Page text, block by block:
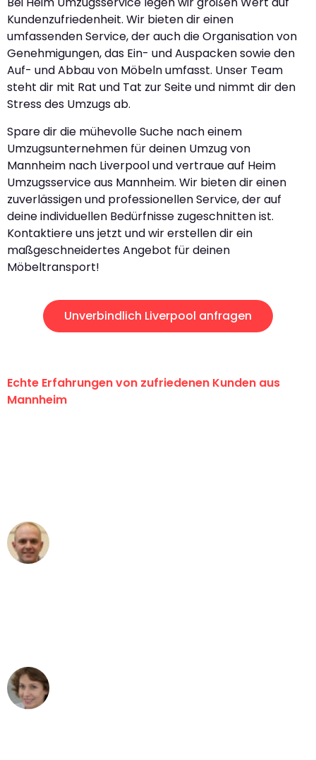
Kundenzufriedenheit. Wir bieten dir einen
umfassenden Service, der auch die Organisation von
Genehmigungen, das Ein- und Auspacken sowie den
Auf- und Abbau von Möbeln umfasst. Unser Team
steht dir mit Rat und Tat zur Seite und nimmt dir den
Stress des Umzugs ab.
Spare dir die mühevolle Suche nach einem
Umzugsunternehmen für deinen Umzug von
Mannheim nach Liverpool und vertraue auf Heim
Umzugsservice aus Mannheim. Wir bieten dir einen
zuverlässigen und professionellen Service, der auf
deine individuellen Bedürfnisse zugeschnitten ist.
Kontaktiere uns jetzt und wir erstellen dir ein
maßgeschneidertes Angebot für deinen
Möbeltransport!
Unverbindlich Liverpool anfragen
Echte Erfahrungen von zufriedenen Kunden aus
Mannheim